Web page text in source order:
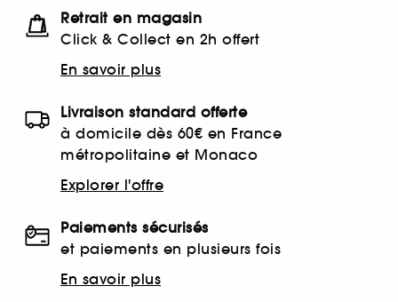
Retrait en magasin
Click & Collect en 2h offert
En savoir plus
Livraison standard offerte
à domicile dès 60€ en France
métropolitaine et Monaco
Explorer l'offre
Paiements sécurisés
et paiements en plusieurs fois
En savoir plus